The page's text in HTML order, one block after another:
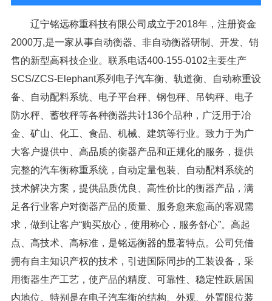
辽宁铭远称重科技有限公司成立于2018年，注册资金
2000万,是一家从事自动衡器、非自动衡器研制、开发、销
售的新型高科技企业。联系电话400-155-0102主要生产
SCS/ZCS-Elephant系列电子汽车衡、轨道衡、自动称重设
备、自动配料系统、电子平台秤、钢包秤、吊钩秤、电子
防水秤、蓄牧秤等各种衡器共计136个品种，广泛用于冶
金、矿山、化工、食品、机械、建筑等行业。致力于为广
大客户提供中、高品质的衡器产品和正规化的服务，提供
完整的汽车衡称重系统，自动定量包装、自动配料系统的
技术解决方案，提供品质优良、高性价比的衡器产品，满
足各行业客户对衡器产品的质量、服务愈来愈高的客观需
求，做到让客户“购买放心，使用称心，服务舒心”。高起
点、高技术、高标准，是铭远衡器的显著特点。公司凭借
拥有自主知识产权的技术，引进国际同步的工装设备，采
用衡器生产工艺，使产品的精度、可靠性、稳定性跃居国
内地位。特别是在电子汽车衡的结构、外观、外置限位装